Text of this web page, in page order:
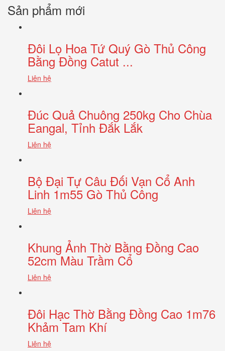
Sản phẩm mới
Đôi Lọ Hoa Tứ Quý Gò Thủ Công
Bằng Đồng Catut ...
Liên hệ
Đúc Quả Chuông 250kg Cho Chùa
Eangal, Tỉnh Đắk Lắk
Liên hệ
Bộ Đại Tự Câu Đối Vạn Cổ Anh
Linh 1m55 Gò Thủ Công
Liên hệ
Khung Ảnh Thờ Bằng Đồng Cao
52cm Màu Trầm Cổ
Liên hệ
Đôi Hạc Thờ Bằng Đồng Cao 1m76
Khảm Tam Khí
Liên hệ